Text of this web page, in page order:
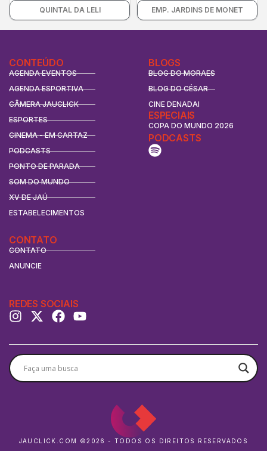
QUINTAL DA LELI EMP. JARDINS DE MONET
CONTEÚDO
AGENDA EVENTOS
AGENDA ESPORTIVA
CÂMERA JAUCLICK
ESPORTES
CINEMA - EM CARTAZ
PODCASTS
PONTO DE PARADA
SOM DO MUNDO
XV DE JAÚ
ESTABELECIMENTOS
BLOGS
BLOG DO MORAES
BLOG DO CÉSAR
CINE DENADAI
ESPECIAIS
COPA DO MUNDO 2026
CONTATO
CONTATO
ANUNCIE
PODCASTS
REDES SOCIAIS
JAUCLICK.COM ©2026 - TODOS OS DIREITOS RESERVADOS